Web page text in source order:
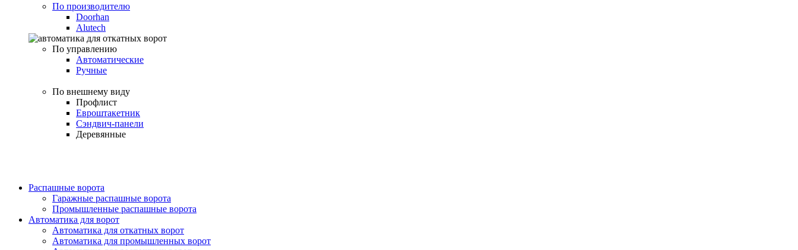
По производителю
Doorhan
Alutech
По управлению
Автоматические
Ручные
По внешнему виду
Профлист
Евроштакетник
Сэндвич-панели
Деревянные
Распашные ворота
Гаражные распашные ворота
Промышленные распашные ворота
Автоматика для ворот
Автоматика для откатных ворот
Автоматика для промышленных ворот